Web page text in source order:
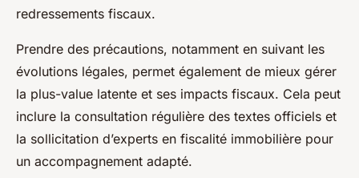
redressements fiscaux.
Prendre des précautions, notamment en suivant les
évolutions légales, permet également de mieux gérer
la plus-value latente et ses impacts fiscaux. Cela peut
inclure la consultation régulière des textes officiels et
la sollicitation d’experts en fiscalité immobilière pour
un accompagnement adapté.